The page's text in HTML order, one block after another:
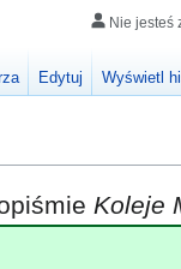
Koleje
Nie jesteś
Edytuj Wyświetl